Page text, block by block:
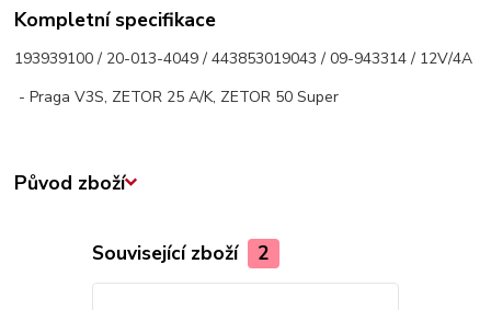
Kompletní specifikace
193939100 / 20-013-4049 / 443853019043 / 09-943314 / 12V/4A
- Praga V3S, ZETOR 25 A/K, ZETOR 50 Super
Původ zboží
Související zboží 2